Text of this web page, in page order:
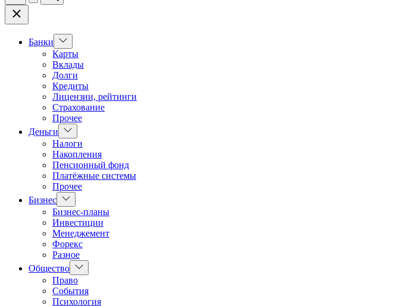
Цвет
Закрыть
Банки
Показать
подменю
Карты
Вклады
Долги
Кредиты
Лицензии, рейтинги
Страхование
Прочее
Деньги
Показать
подменю
Налоги
Накопления
Пенсионный фонд
Платёжные системы
Прочее
Бизнес Показать
подменю
Бизнес-планы
Инвестиции
Менеджемент
Форекс
Разное
Общество Показать
подменю
Право
События
Психология